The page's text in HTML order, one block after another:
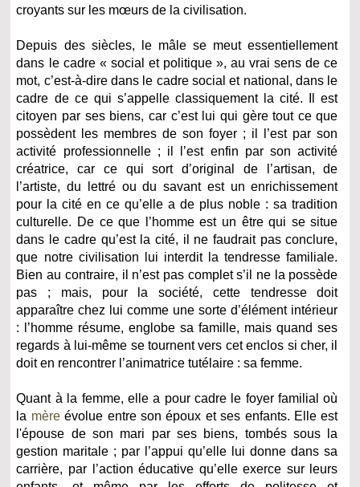
croyants sur les mœurs de la civilisation.
Depuis des siècles, le mâle se meut essentiellement
dans le cadre « social et politique », au vrai sens de ce
mot, c’est-à-dire dans le cadre social et national, dans le
cadre de ce qui s’appelle classiquement la cité. Il est
citoyen par ses biens, car c’est lui qui gère tout ce que
possèdent les membres de son foyer ; il l’est par son
activité professionnelle ; il l’est enfin par son activité
créatrice, car ce qui sort d’original de l’artisan, de
l’artiste, du lettré ou du savant est un enrichissement
pour la cité en ce qu’elle a de plus noble : sa tradition
culturelle. De ce que l’homme est un être qui se situe
dans le cadre qu’est la cité, il ne faudrait pas conclure,
que notre civilisation lui interdit la tendresse familiale.
Bien au contraire, il n’est pas complet s’il ne la possède
pas ; mais, pour la société, cette tendresse doit
apparaître chez lui comme une sorte d’élément intérieur
: l’homme résume, englobe sa famille, mais quand ses
regards à lui-même se tournent vers cet enclos si cher, il
doit en rencontrer l’animatrice tutélaire : sa femme.
Quant à la femme, elle a pour cadre le foyer familial où
la mèreévolue entre son époux et ses enfants. Elle est
l'épouse de son mari par ses biens, tombés sous la
gestion maritale ; par l’appui qu’elle lui donne dans sa
carrière, par l’action éducative qu’elle exerce sur leurs